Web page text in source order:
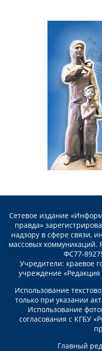
Сетевое издание
правда»
надзору в сфере связи,
массовых
ФС77-
Учредители: краевое
учреждение «Редакция
Использование
только при указании
Использование
согласования с КГБУ
Главный